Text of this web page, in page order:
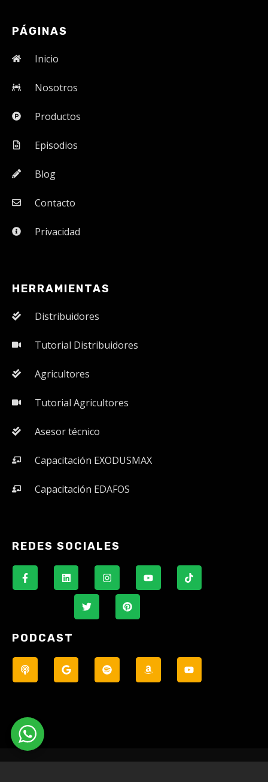
PÁGINAS
Inicio
Nosotros
Productos
Episodios
Blog
Contacto
Privacidad
HERRAMIENTAS
Distribuidores
Tutorial Distribuidores
Agricultores
Tutorial Agricultores
Asesor técnico
Capacitación EXODUSMAX
Capacitación EDAFOS
REDES SOCIALES
PODCAST